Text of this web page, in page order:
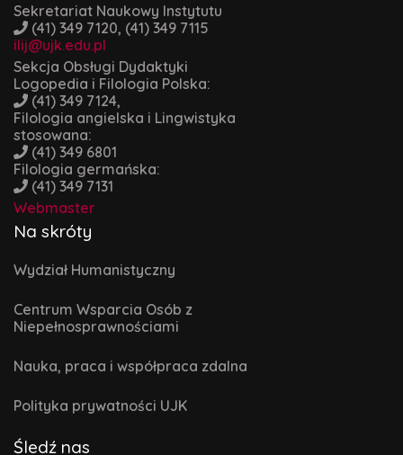
Sekretariat Naukowy Instytutu
(41) 349 7120, (41) 349 7115
ilij@ujk.edu.pl
Sekcja Obsługi Dydaktyki
Logopedia i Filologia Polska:
(41) 349 7124,
Filologia angielska i Lingwistyka
stosowana:
(41) 349 6801
Filologia germańska:
(41) 349 7131
Webmaster
Na skróty
Wydział Humanistyczny
Centrum Wsparcia Osób z
Niepełnosprawnościami
Nauka, praca i współpraca zdalna
Polityka prywatności UJK
Śledź nas